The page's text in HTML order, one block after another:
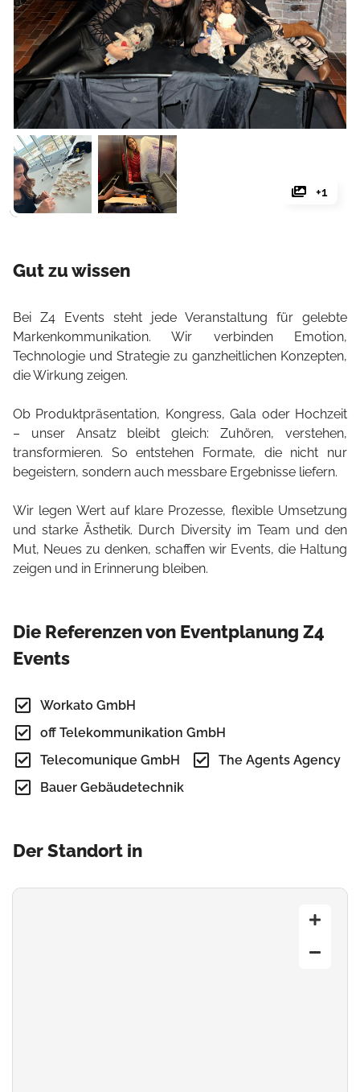
+1
Gut zu wissen
Bei Z4 Events steht jede Veranstaltung für gelebte
Markenkommunikation. Wir verbinden Emotion,
Technologie und Strategie zu ganzheitlichen Konzepten,
die Wirkung zeigen.
Ob Produktpräsentation, Kongress, Gala oder Hochzeit
– unser Ansatz bleibt gleich: Zuhören, verstehen,
transformieren. So entstehen Formate, die nicht nur
begeistern, sondern auch messbare Ergebnisse liefern.
Wir legen Wert auf klare Prozesse, flexible Umsetzung
und starke Ästhetik. Durch Diversity im Team und den
Mut, Neues zu denken, schaffen wir Events, die Haltung
zeigen und in Erinnerung bleiben.
Die Referenzen von Eventplanung Z4
Events
Workato GmbH
off Telekommunikation GmbH
Telecomunique GmbH
The Agents Agency
Bauer Gebäudetechnik
Der Standort in